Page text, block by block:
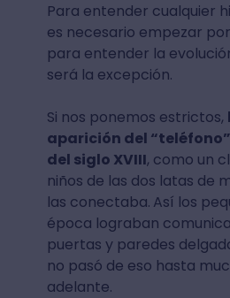
Para entender cualquier
es necesario empezar
para entender la
será la excepción.
Si nos ponemos estrictos,
aparición del
del siglo XVIII, como un
niños de las dos latas de
las conectaba. Así los
época lograban
puertas y paredes
no pasó de eso hasta
adelante.